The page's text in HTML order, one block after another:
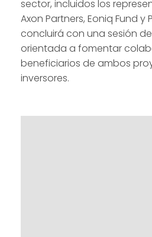
sector, incluidos los
Axon Partners, Eoniq Fund y
concluirá con una sesión
orientada a fomentar
beneficiarios de ambos
inversores.